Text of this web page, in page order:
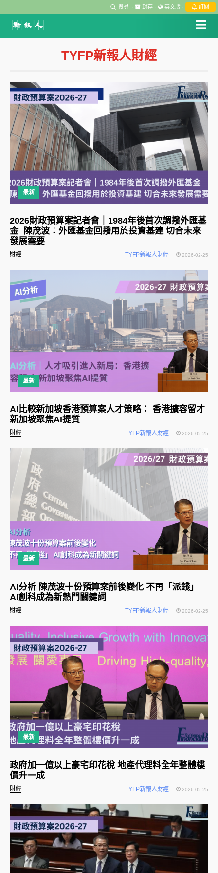
搜尋 · 封存 · 英文版 · 訂閱
TYFP新報人財經
最新
財經
2026財政預算案記者會｜1984年後首次調撥外匯基
金 陳茂波：外匯基金回撥用於投資基建 切合未來
發展需要
TYFP新報人財經 2026-02-25
最新
財經
AI比較新加坡香港預算案人才策略： 香港擴容留才
新加坡聚焦AI提質
TYFP新報人財經 2026-02-25
最新
財經
AI分析 陳茂波十份預算案前後變化 不再「派錢」
AI創科成為新熱門關鍵詞
TYFP新報人財經 2026-02-25
最新
財經
政府加一億以上豪宅印花稅 地產代理料全年整體樓
價升一成
TYFP新報人財經 2026-02-25